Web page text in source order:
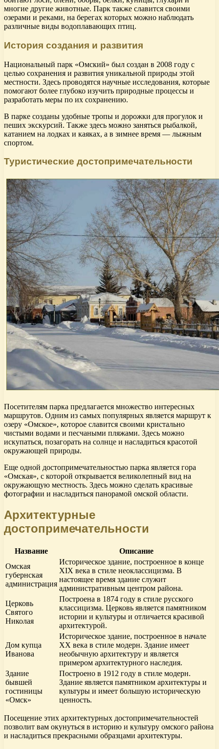
многие другие животные. Парк также славится своими
озерами и реками, на берегах которых можно наблюдать
различные виды водоплавающих птиц.
История создания и развития
Национальный парк «Омский» был создан в 2008 году с
целью сохранения и развития уникальной природы этой
местности. Здесь проводятся научные исследования, которые
помогают более глубоко изучить природные процессы и
разработать меры по их сохранению.
В парке созданы удобные тропы и дорожки для прогулок и
пеших экскурсий. Также здесь можно заняться рыбалкой,
катанием на лодках и каяках, а в зимнее время — лыжным
спортом.
Туристические достопримечательности
Посетителям парка предлагается множество интересных
маршрутов. Одним из самых популярных является маршрут к
озеру «Омское», которое славится своими кристально
чистыми водами и песчаными пляжами. Здесь можно
искупаться, позагорать на солнце и насладиться красотой
окружающей природы.
Еще одной достопримечательностью парка является гора
«Омская», с которой открывается великолепный вид на
окружающую местность. Здесь можно сделать красивые
фотографии и насладиться панорамой омской области.
Архитектурные
достопримечательности
Название
Описание
Омская
губернская
администрация
Историческое здание, построенное в конце
XIX века в стиле неоклассицизма. В
настоящее время здание служит
административным центром района.
Церковь
Святого
Николая
Построена в 1874 году в стиле русского
классицизма. Церковь является памятником
истории и культуры и отличается красивой
архитектурой.
Дом купца
Иванова
Историческое здание, построенное в начале
XX века в стиле модерн. Здание имеет
необычную архитектуру и является
примером архитектурного наследия.
Здание
бывшей
гостиницы
«Омск»
Построено в 1912 году в стиле модерн.
Здание является памятником архитектуры и
культуры и имеет большую историческую
ценность.
Посещение этих архитектурных достопримечательностей
позволит вам окунуться в историю и культуру омского района
и насладиться прекрасными образцами архитектуры.